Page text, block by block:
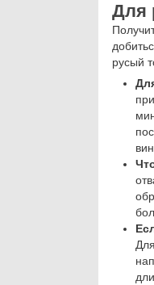
Для
русый